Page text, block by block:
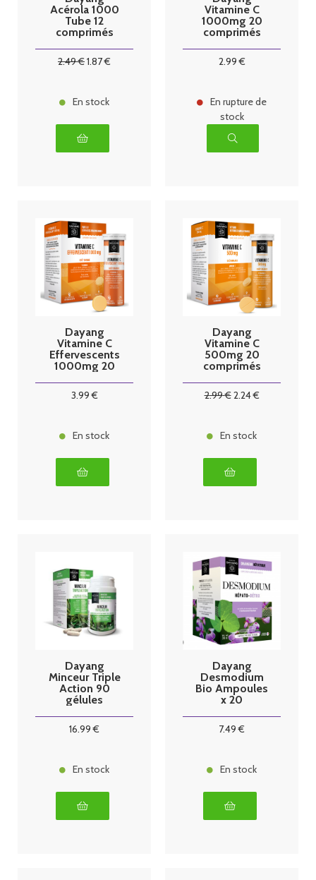
Acérola 1000
Tube 12
comprimés
2.49€1.87€
En stock
Vitamine C
1000mg 20
comprimés
2.99€
En rupture de
stock
Dayang
Vitamine C
Effervescents
1000mg 20
3.99€
En stock
Dayang
Vitamine C
500mg 20
comprimés
2.99€2.24€
En stock
Dayang
Minceur Triple
Action 90
gélules
16.99 €
En stock
Dayang
Desmodium
Bio Ampoules
x 20
7.49 €
En stock